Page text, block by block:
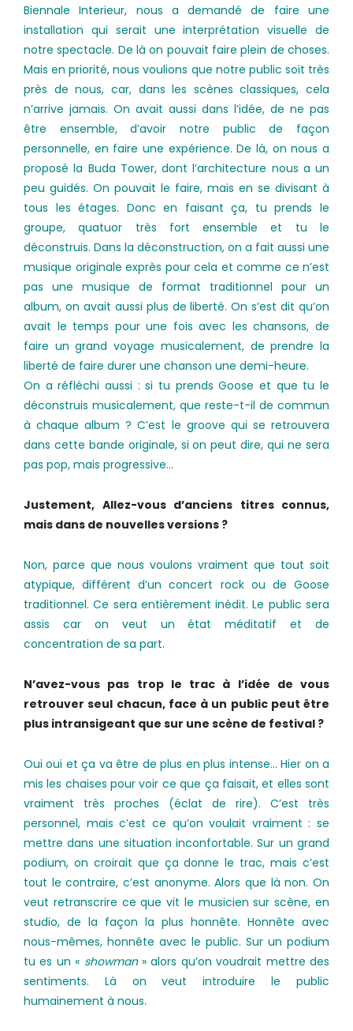
Biennale Interieur, nous a demandé de faire une
installation qui serait une interprétation visuelle de
notre spectacle. De là on pouvait faire plein de choses.
Mais en priorité, nous voulions que notre public soit très
près de nous, car, dans les scènes classiques, cela
n’arrive jamais. On avait aussi dans l’idée, de ne pas
être ensemble, d’avoir notre public de façon
personnelle, en faire une expérience. De là, on nous a
proposé la Buda Tower, dont l’architecture nous a un
peu guidés. On pouvait le faire, mais en se divisant à
tous les étages. Donc en faisant ça, tu prends le
groupe, quatuor très fort ensemble et tu le
déconstruis. Dans la déconstruction, on a fait aussi une
musique originale exprès pour cela et comme ce n’est
pas une musique de format traditionnel pour un
album, on avait aussi plus de liberté. On s’est dit qu’on
avait le temps pour une fois avec les chansons, de
faire un grand voyage musicalement, de prendre la
liberté de faire durer une chanson une demi­-heure.
On a réfléchi aussi : si tu prends Goose et que tu le
déconstruis musicalement, que reste-t-il de commun
à chaque album ? C’est le groove qui se retrouvera
dans cette bande originale, si on peut dire, qui ne sera
pas pop, mais progressive…
Justement, Allez-vous d’anciens titres connus,
mais dans de nouvelles versions ?
Non, parce que nous voulons vraiment que tout soit
atypique, différent d’un concert rock ou de Goose
traditionnel. Ce sera entièrement inédit. Le public sera
assis car on veut un état méditatif et de
concentration de sa part.
N’avez­-vous pas trop le trac à l’idée de vous
retrouver seul chacun, face à un public peut être
plus intransigeant que sur une scène de festival ?
Oui oui et ça va être de plus en plus intense… Hier on a
mis les chaises pour voir ce que ça faisait, et elles sont
vraiment très proches (éclat de rire). C’est très
personnel, mais c’est ce qu’on voulait vraiment : se
mettre dans une situation inconfortable. Sur un grand
podium, on croirait que ça donne le trac, mais c’est
tout le contraire, c’est anonyme. Alors que là non. On
veut retranscrire ce que vit le musicien sur scène, en
studio, de la façon la plus honnête. Honnête avec
nous-mêmes, honnête avec le public. Sur un podium
tu es un « showman» alors qu’on voudrait mettre des
sentiments. Là on veut introduire le public
humainement à nous.